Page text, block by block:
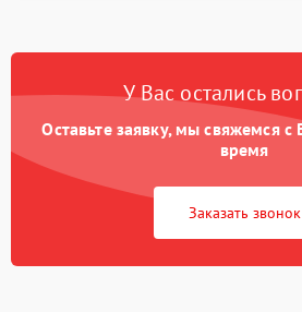
У Вас остались
Оставьте заявку, мы свяжемся
время
Заказать звонок